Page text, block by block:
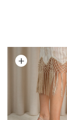
opções